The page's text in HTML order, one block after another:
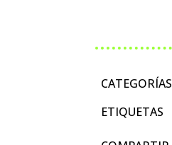
CATEGORÍAS
ETIQUETAS